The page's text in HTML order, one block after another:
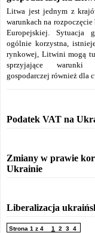
Litwa jest jednym z
warunkach na
Europejskiej. Sytuacja
ogólnie korzystna,
rynkowej, Litwini mogą
sprzyjające warunki
gospodarczej również dla
Podatek VAT na
Zmiany w prawie
Ukrainie
Liberalizacja
Strona 1 z 4 1 2 3 4